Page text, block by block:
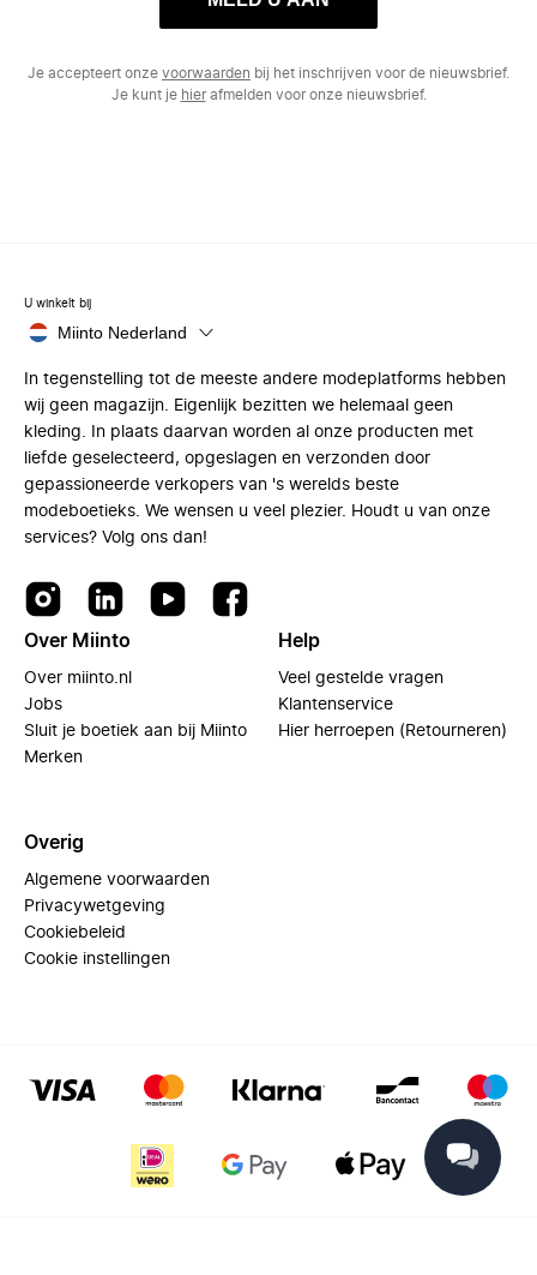
Je accepteert onze voorwaarden bij het inschrijven voor de nieuwsbrief.
Je kunt je hierafmelden voor onze nieuwsbrief.
U winkelt bij
Miinto Nederland
In tegenstelling tot de meeste andere modeplatforms hebben
wij geen magazijn. Eigenlijk bezitten we helemaal geen
kleding. In plaats daarvan worden al onze producten met
liefde geselecteerd, opgeslagen en verzonden door
gepassioneerde verkopers van 's werelds beste
modeboetieks. We wensen u veel plezier. Houdt u van onze
services? Volg ons dan!
Over Miinto
Over miinto.nl
Jobs
Sluit je boetiek aan bij Miinto
Merken
Help
Veel gestelde vragen
Klantenservice
Hier herroepen (Retourneren)
Overig
Algemene voorwaarden
Privacywetgeving
Cookiebeleid
Cookie instellingen